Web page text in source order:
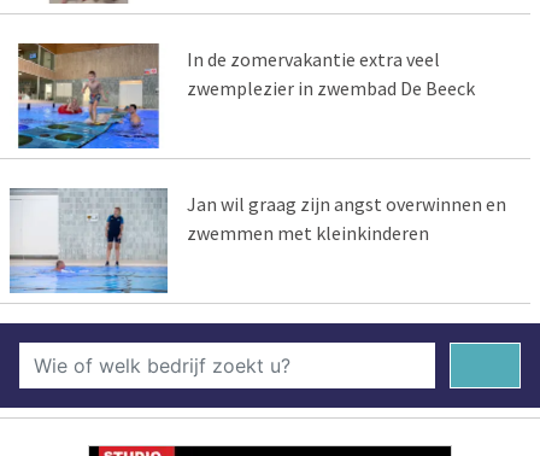
In de zomervakantie extra veel
zwemplezier in zwembad De Beeck
Jan wil graag zijn angst overwinnen en
zwemmen met kleinkinderen